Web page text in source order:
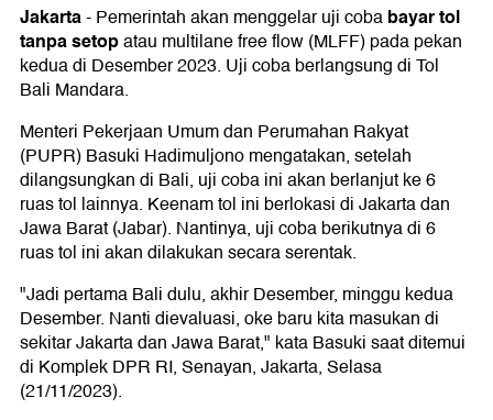
Jakarta-Pemerintah akan menggelar uji cobabayar tol
tanpa setopatau multilane free flow (MLFF) pada pekan
kedua di Desember 2023. Uji coba berlangsung di Tol
Bali Mandara.
Menteri Pekerjaan Umum dan Perumahan Rakyat
(PUPR) Basuki Hadimuljono mengatakan, setelah
dilangsungkan di Bali, uji coba ini akan berlanjut ke 6
ruas tol lainnya. Keenam tol ini berlokasi di Jakarta dan
Jawa Barat (Jabar). Nantinya, uji coba berikutnya di 6
ruas tol ini akan dilakukan secara serentak.
"Jadi pertama Bali dulu, akhir Desember, minggu kedua
Desember. Nanti dievaluasi, oke baru kita masukan di
sekitar Jakarta dan Jawa Barat," kata Basuki saat ditemui
di Komplek DPR RI, Senayan, Jakarta, Selasa
(21/11/2023).